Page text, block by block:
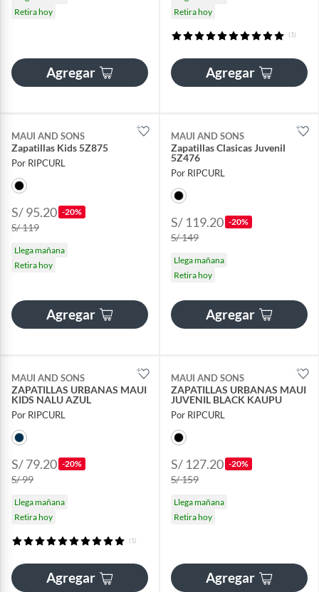
Retira hoy
Agregar
Retira hoy
(1)
Agregar
MAUI AND SONS
Zapatillas Kids 5Z875
Por RIPCURL
S/ 95.20 -20%
S/ 119
Llega mañana
Retira hoy
Agregar
MAUI AND SONS
Zapatillas Clasicas Juvenil
5Z476
Por RIPCURL
S/ 119.20 -20%
S/ 149
Llega mañana
Retira hoy
Agregar
MAUI AND SONS
ZAPATILLAS URBANAS MAUI
KIDS NALU AZUL
Por RIPCURL
S/ 79.20 -20%
S/ 99
Llega mañana
Retira hoy
(1)
Agregar
MAUI AND SONS
ZAPATILLAS URBANAS MAUI
JUVENIL BLACK KAUPU
Por RIPCURL
S/ 127.20 -20%
S/ 159
Llega mañana
Retira hoy
Agregar